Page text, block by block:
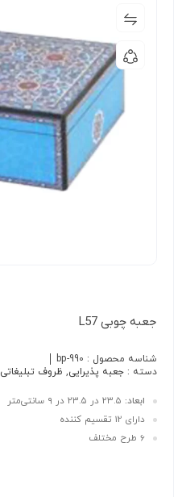
جعبه چوبی L57
شناسه محصول : bp-990
دسته : جعبه پذیرایی, ظروف تبلیغاتی
ابعاد:
دارای 12 تقسیم کننده
6 طرح مختلف